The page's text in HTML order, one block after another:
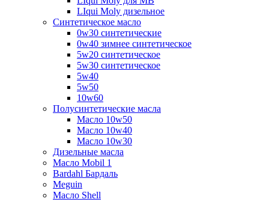
LIqui Moly дизельное
Синтетическое масло
0w30 синтетические
0w40 зимнее синтетическое
5w20 синтетическое
5w30 синтетическое
5w40
5w50
10w60
Полусинтетические масла
Масло 10w50
Масло 10w40
Масло 10w30
Дизельные масла
Масло Mobil 1
Bardahl Бардаль
Meguin
Масло Shell